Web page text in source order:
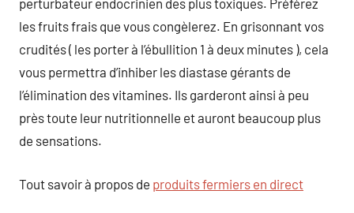
perturbateur endocrinien des plus toxiques. Préférez
les fruits frais que vous congèlerez. En grisonnant vos
crudités ( les porter à l’ébullition 1 à deux minutes ), cela
vous permettra d’inhiber les diastase gérants de
l’élimination des vitamines. Ils garderont ainsi à peu
près toute leur nutritionnelle et auront beaucoup plus
de sensations.
Tout savoir à propos de produits fermiers en direct